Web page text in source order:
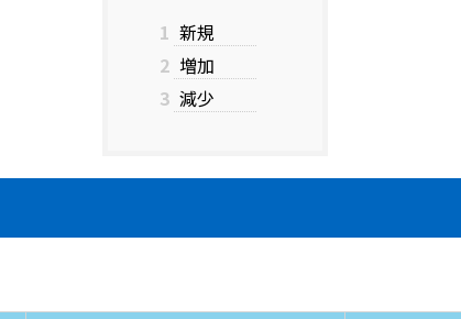
1 新規
2 増加
3 減少